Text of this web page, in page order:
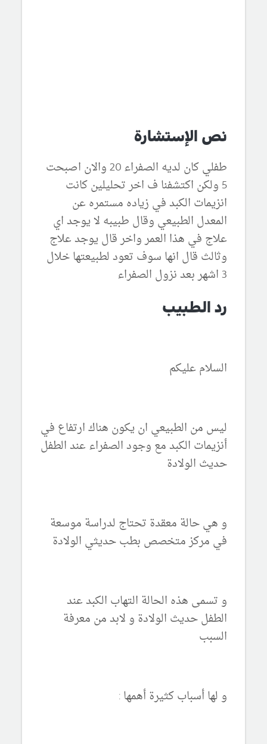
نص الإستشارة
طفلي كان لديه الصفراء 20 والان اصبحت
5 ولكن اكتشفنا ف اخر تحليلين كانت
انزيمات الكبد في زياده مستمره عن
المعدل الطبيعي وقال طبيبه لا يوجد اي
علاج في هذا العمر واخر قال يوجد علاج
وثالث قال انها سوف تعود لطبيعتها خلال
3 اشهر بعد نزول الصفراء
رد الطبيب
السلام عليكم
ليس من الطبيعي ان يكون هناك ارتفاع في
أنزيمات الكبد مع وجود الصفراء عند الطفل
حديث الولادة
و هي حالة معقدة تحتاج لدراسة موسعة
في مركز متخصص بطب حديثي الولادة
و تسمى هذه الحالة التهاب الكبد عند
الطفل حديث الولادة و لابد من معرفة
السبب
و لها أسباب كثيرة أهمها :